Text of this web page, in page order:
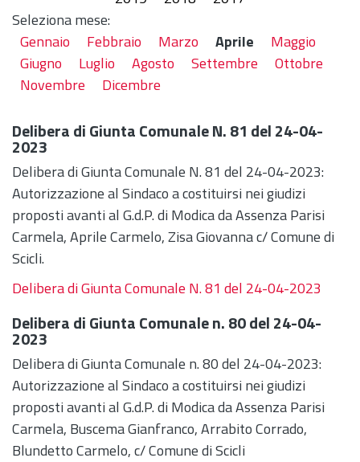
Seleziona mese:
Gennaio
Febbraio Marzo Aprile
Maggio
Giugno
Luglio Agosto Settembre
Ottobre
Novembre
Dicembre
Delibera di Giunta Comunale N. 81 del 24-04-
2023
Delibera di Giunta Comunale N. 81 del 24-04-2023:
Autorizzazione al Sindaco a costituirsi nei giudizi
proposti avanti al G.d.P. di Modica da Assenza Parisi
Carmela, Aprile Carmelo, Zisa Giovanna c/ Comune di
Scicli.
Delibera di Giunta Comunale N. 81 del 24-04-2023
Delibera di Giunta Comunale n. 80 del 24-04-
2023
Delibera di Giunta Comunale n. 80 del 24-04-2023:
Autorizzazione al Sindaco a costituirsi nei giudizi
proposti avanti al G.d.P. di Modica da Assenza Parisi
Carmela, Buscema Gianfranco, Arrabito Corrado,
Blundetto Carmelo, c/ Comune di Scicli